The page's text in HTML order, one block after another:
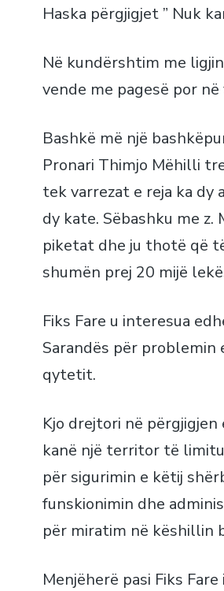
Haska përgjigjet ” Nuk
Në kundërshtim me
vende me pagesë por
Bashkë më një
Pronari Thimjo Mëhilli
tek varrezat e reja ka dy
dy kate. Sëbashku me
piketat dhe ju thotë që
shumën prej 20 mijë
Fiks Fare u interesua
Sarandës për problemin
qytetit.
Kjo drejtori në
kanë një territor të
për sigurimin e këtij
funskionimin dhe
për miratim në këshillin
Menjëherë pasi Fiks